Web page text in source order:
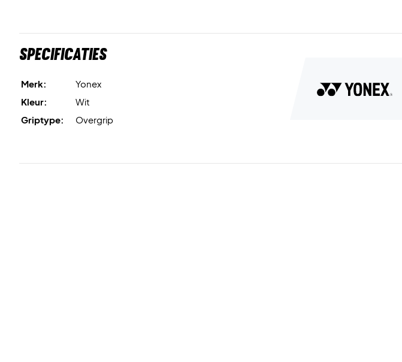
Specificaties
Merk:
Yonex
Kleur:
Wit
Griptype:
Overgrip